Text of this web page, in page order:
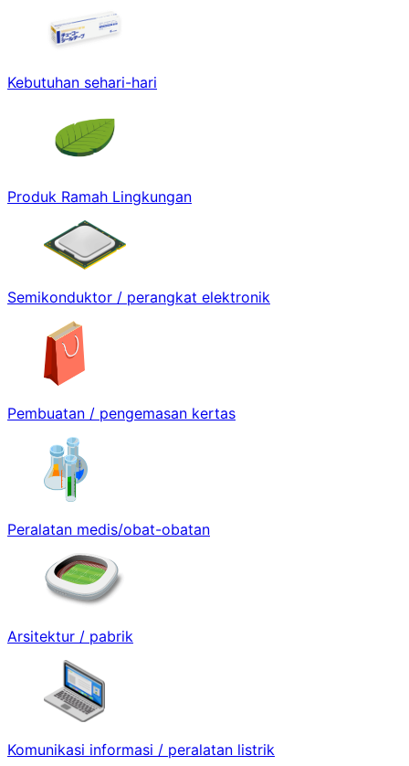
Kebutuhan sehari-hari
Produk Ramah Lingkungan
Semikonduktor / perangkat elektronik
Pembuatan / pengemasan kertas
Peralatan medis/obat-obatan
Arsitektur / pabrik
Komunikasi informasi / peralatan listrik